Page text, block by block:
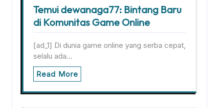
Temui dewanaga77: Bintang Baru
di Komunitas Game Online
[ad_1] Di dunia game online yang serba cepat,
selalu ada…
Read More